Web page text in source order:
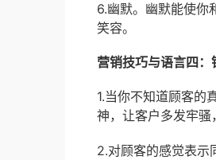
6.幽默。幽默能使你
笑容。
营销技巧与语言四：
1.当你不知道顾客的
神，让客户多发牢骚
2.对顾客的感觉表示